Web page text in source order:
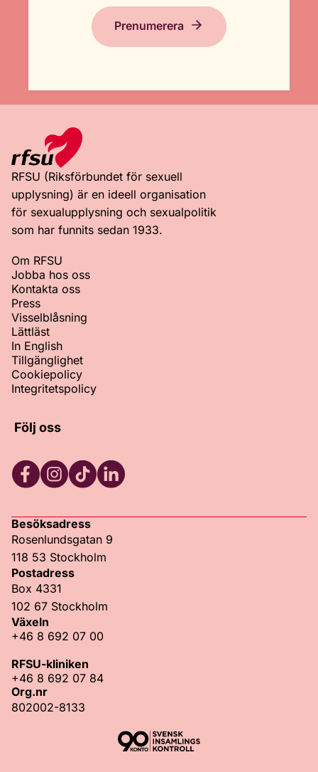
Prenumerera
RFSU (Riksförbundet för sexuell
upplysning) är en ideell organisation
för sexualupplysning och sexualpolitik
som har funnits sedan 1933.
Om RFSU
Jobba hos oss
Kontakta oss
Press
Visselblåsning
Lättläst
In English
Tillgänglighet
Cookiepolicy
Integritetspolicy
Följ oss
Besöksadress
Rosenlundsgatan 9
118 53 Stockholm
Postadress
Box 4331
102 67 Stockholm
Växeln
+46 8 692 07 00
RFSU-kliniken
+46 8 692 07 84
Org.nr
802002-8133